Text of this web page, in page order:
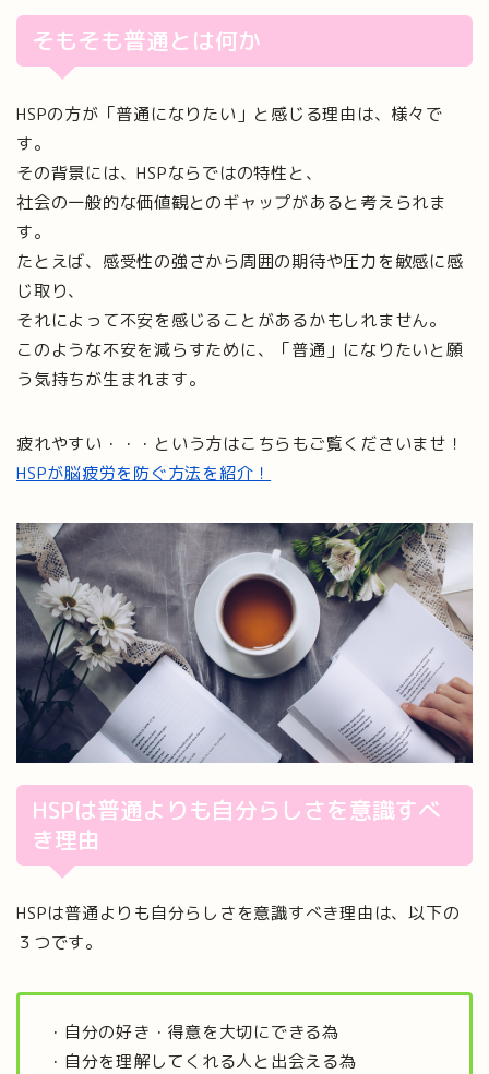
そもそも普通とは何か
HSPの方が「普通になりたい」と感じる理由は、様々で
す。
その背景には、HSPならではの特性と、
社会の一般的な価値観とのギャップがあると考えられま
す。
たとえば、感受性の強さから周囲の期待や圧力を敏感に感
じ取り、
それによって不安を感じることがあるかもしれません。
このような不安を減らすために、「普通」になりたいと願
う気持ちが生まれます。
疲れやすい・・・という方はこちらもご覧くださいませ！
HSPが脳疲労を防ぐ方法を紹介！
HSPは普通よりも自分らしさを意識すべ
き理由
HSPは普通よりも自分らしさを意識すべき理由は、以下の
３つです。
・自分の好き・得意を大切にできる為
・自分を理解してくれる人と出会える為